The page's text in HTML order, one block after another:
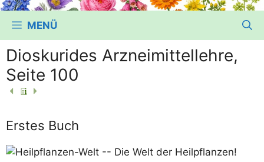
MENÜ
Dioskurides Arzneimittellehre,
Seite 100
Erstes Buch